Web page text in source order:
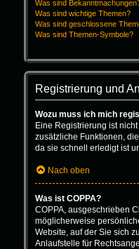
Was sind
Was sind wichtige Themen?
Was sind geschlossene
Was sind Themen-Symbole?
Registrierung und
Wozu muss ich mich
Eine Registrierung ist
zusätzliche Funktionen,
da sie schnell erledigt ist
Nach oben
Was ist COPPA?
COPPA, ausgeschrieben
möglicherweise
Website, auf der Sie sich
Anlaufstelle für